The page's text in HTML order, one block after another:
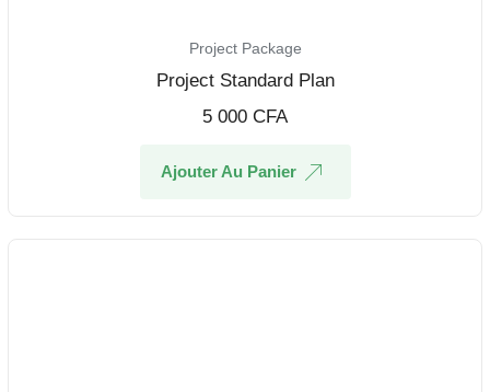
Project Package
Project Standard Plan
5 000 CFA
Ajouter Au Panier